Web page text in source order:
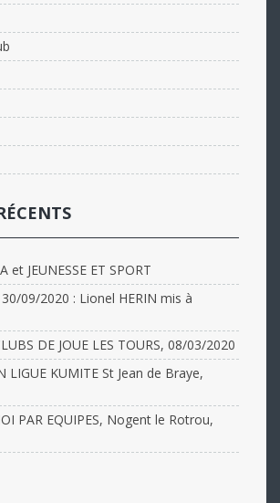
et JEUNESSE ET SPORT
09/2020 : Lionel HERIN mis à
DE JOUE LES TOURS, 08/03/2020
LIGUE KUMITE St Jean de Braye,
PAR EQUIPES, Nogent le Rotrou,